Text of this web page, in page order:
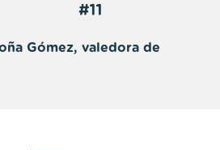
Gómez, valedora de